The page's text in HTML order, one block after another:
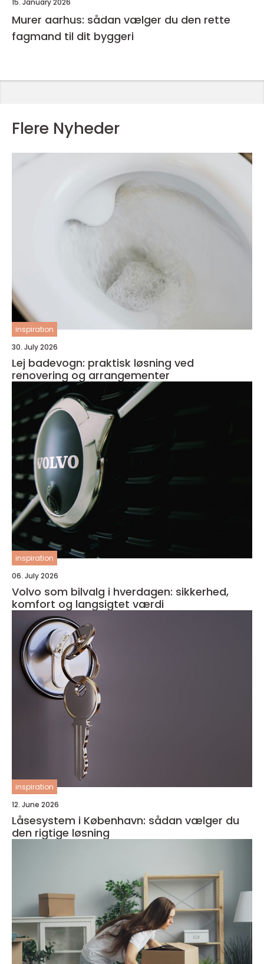
15. January 2026
Murer aarhus: sådan vælger du den rette
fagmand til dit byggeri
Flere Nyheder
inspiration
30. July 2026
Lej badevogn: praktisk løsning ved
renovering og arrangementer
inspiration
06. July 2026
Volvo som bilvalg i hverdagen: sikkerhed,
komfort og langsigtet værdi
inspiration
12. June 2026
Låsesystem i København: sådan vælger du
den rigtige løsning